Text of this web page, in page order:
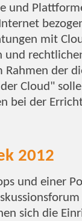
und
mit
und
Rahmen der
Cloud"
bei der
2012
und einer
sich die